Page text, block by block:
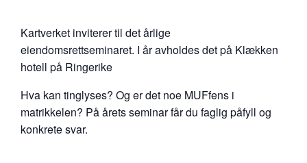
Kartverket inviterer til det årlige
eiendomsrettseminaret. I år avholdes det på Klækken
hotell på Ringerike
Hva kan tinglyses? Og er det noe MUFfens i
matrikkelen? På årets seminar får du faglig påfyll og
konkrete svar.